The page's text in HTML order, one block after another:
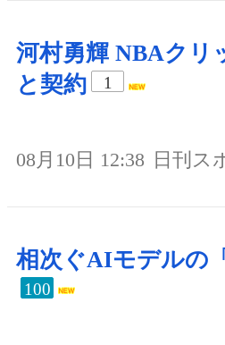
河村勇輝 NBAクリ
と契約
1
08月10日 12:38 日刊ス
相次ぐAIモデルの
100